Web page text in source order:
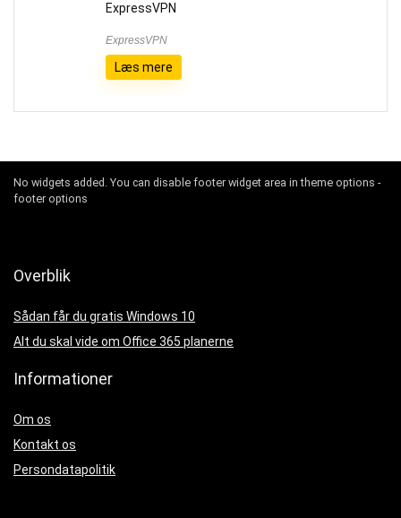
ExpressVPN
ExpressVPN
Læs mere
No widgets added. You can disable footer widget area in theme options -
footer options
Overblik
Sådan får du gratis Windows 10
Alt du skal vide om Office 365 planerne
Informationer
Om os
Kontakt os
Persondatapolitik